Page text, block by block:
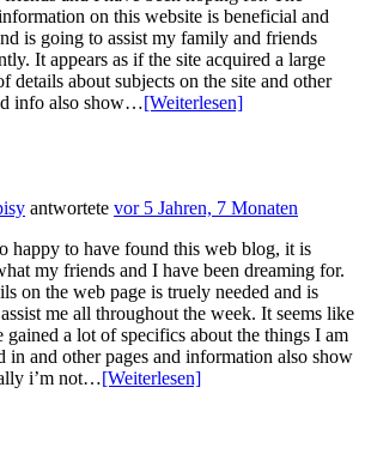
on this website is beneficial and
is going to assist my family and friends
It appears as if the site acquired a large
details about subjects on the site and other
info also show…[Weiterlesen]
antwortete vor 5 Jahren, 7 Monaten
happy to have found this web blog, it is
my friends and I have been dreaming for.
on the web page is truely needed and is
me all throughout the week. It seems like
gained a lot of specifics about the things I am
in and other pages and information also show
i’m not…[Weiterlesen]